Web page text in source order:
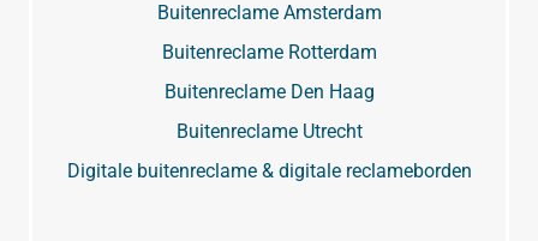
Buitenreclame Amsterdam
Buitenreclame Rotterdam
Buitenreclame Den Haag
Buitenreclame Utrecht
Digitale buitenreclame & digitale reclameborden